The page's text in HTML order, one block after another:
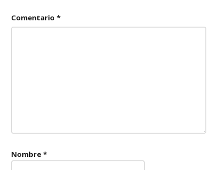
Comentario *
Nombre *